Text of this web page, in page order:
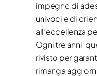
impegno di
univoci e di
all’eccellenza
Ogni tre anni,
rivisto per
rimanga